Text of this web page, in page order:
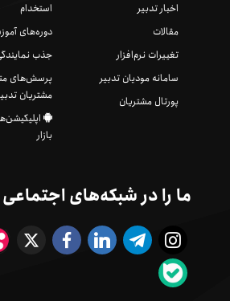
اخبار تدبیر
مقالات
تغییرات نرم‌افزار
سامانه مودیان تدبیر
پورتال مشتریان
استخدام
دوره‌های
جذب
پرسش‌های
مشتریان تدبیر
بازار
ما را در شبکه‌های اجتماعی